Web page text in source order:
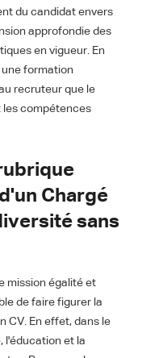
du candidat envers
approfondie des
en vigueur. En
formation
recruteur que le
les compétences
Chargé
sans
mission égalité et
de faire figurer la
CV. En effet, dans le
l'éducation et la